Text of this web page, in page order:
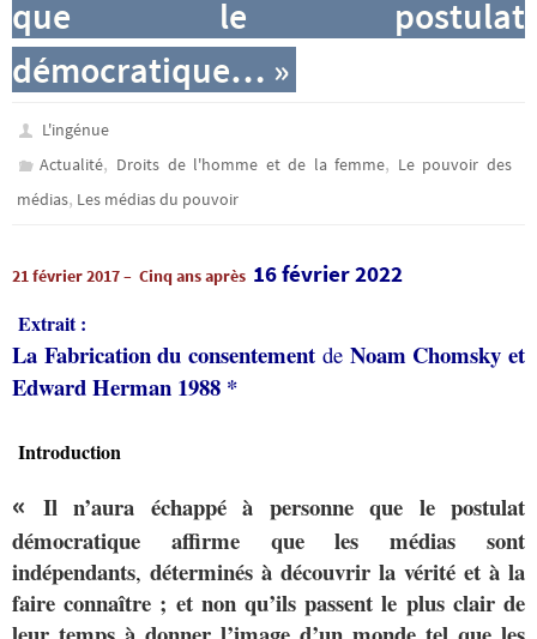
que le postulat
démocratique… »
L'ingénue
Actualité, Droits de l'homme et de la femme, Le pouvoir des
médias, Les médias du pouvoir
21 février 2017 – Cinq ans après 16 février 2022
Extrait :
La Fabrication du consentementde Noam Chomsky et
Edward Herman 1988 *
Introduction
« Il n’aura échappé à personne que le postulat
démocratique affirme que les médias sont
indépendants, déterminés à découvrir la vérité et à la
faire connaître ; et non qu’ils passent le plus clair de